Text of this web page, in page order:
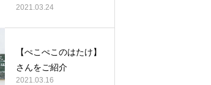
2021.03.24
【ぺこぺこのはたけ】
さんをご紹介
2021.03.16